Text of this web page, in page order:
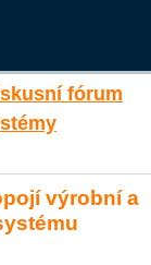
fórum
výrobní a